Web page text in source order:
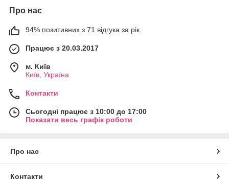
Про нас
94% позитивних з 71 відгука за рік
Працює з 20.03.2017
м. Київ
Київ, Україна
Контакти
Сьогодні працює з 10:00 до 17:00
Показати весь графік роботи
Про нас
Контакти